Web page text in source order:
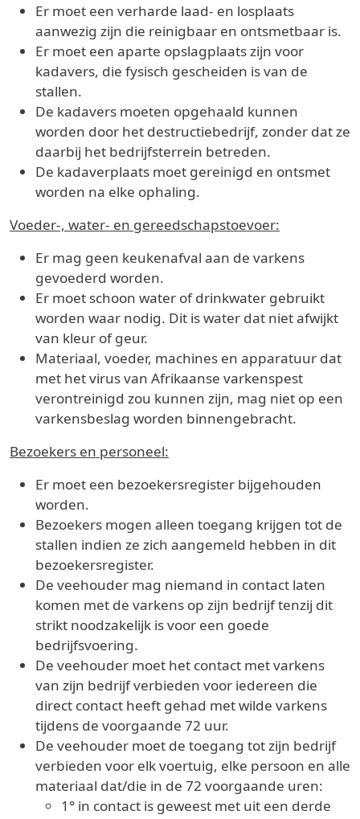
Er moet een verharde laad- en losplaats
aanwezig zijn die reinigbaar en ontsmetbaar is.
Er moet een aparte opslagplaats zijn voor
kadavers, die fysisch gescheiden is van de
stallen.
De kadavers moeten opgehaald kunnen
worden door het destructiebedrijf, zonder dat ze
daarbij het bedrijfsterrein betreden.
De kadaverplaats moet gereinigd en ontsmet
worden na elke ophaling.
Voeder-, water- en gereedschapstoevoer:
Er mag geen keukenafval aan de varkens
gevoederd worden.
Er moet schoon water of drinkwater gebruikt
worden waar nodig. Dit is water dat niet afwijkt
van kleur of geur.
Materiaal, voeder, machines en apparatuur dat
met het virus van Afrikaanse varkenspest
verontreinigd zou kunnen zijn, mag niet op een
varkensbeslag worden binnengebracht.
Bezoekers en personeel:
Er moet een bezoekersregister bijgehouden
worden.
Bezoekers mogen alleen toegang krijgen tot de
stallen indien ze zich aangemeld hebben in dit
bezoekersregister.
De veehouder mag niemand in contact laten
komen met de varkens op zijn bedrijf tenzij dit
strikt noodzakelijk is voor een goede
bedrijfsvoering.
De veehouder moet het contact met varkens
van zijn bedrijf verbieden voor iedereen die
direct contact heeft gehad met wilde varkens
tijdens de voorgaande 72 uur.
De veehouder moet de toegang tot zijn bedrijf
verbieden voor elk voertuig, elke persoon en alle
materiaal dat/die in de 72 voorgaande uren:
1° in contact is geweest met uit een derde